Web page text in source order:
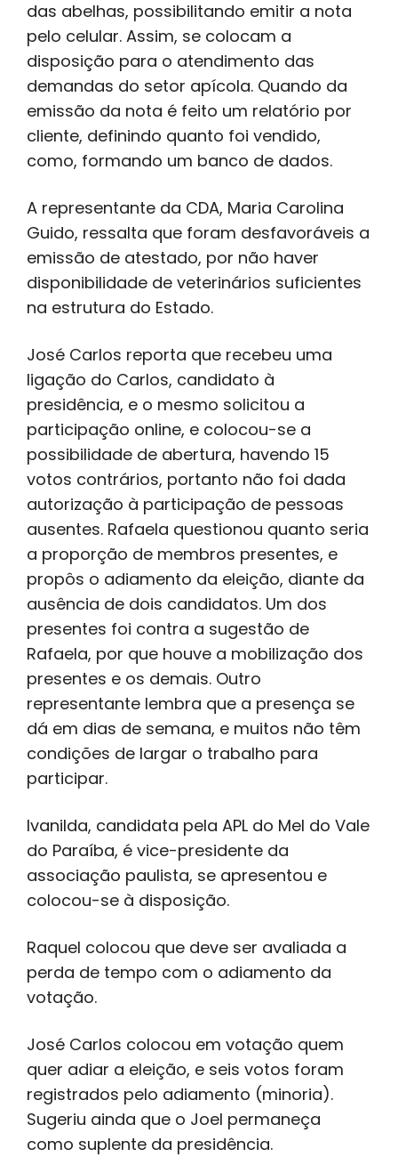
das abelhas, possibilitando emitir a nota
pelo celular. Assim, se colocam a
disposição para o atendimento das
demandas do setor apícola. Quando da
emissão da nota é feito um relatório por
cliente, definindo quanto foi vendido,
como, formando um banco de dados.
A representante da CDA, Maria Carolina
Guido, ressalta que foram desfavoráveis a
emissão de atestado, por não haver
disponibilidade de veterinários suficientes
na estrutura do Estado.
José Carlos reporta que recebeu uma
ligação do Carlos, candidato à
presidência, e o mesmo solicitou a
participação online, e colocou-se a
possibilidade de abertura, havendo 15
votos contrários, portanto não foi dada
autorização à participação de pessoas
ausentes. Rafaela questionou quanto seria
a proporção de membros presentes, e
propôs o adiamento da eleição, diante da
ausência de dois candidatos. Um dos
presentes foi contra a sugestão de
Rafaela, por que houve a mobilização dos
presentes e os demais. Outro
representante lembra que a presença se
dá em dias de semana, e muitos não têm
condições de largar o trabalho para
participar.
Ivanilda, candidata pela APL do Mel do Vale
do Paraíba, é vice-presidente da
associação paulista, se apresentou e
colocou-se à disposição.
Raquel colocou que deve ser avaliada a
perda de tempo com o adiamento da
votação.
José Carlos colocou em votação quem
quer adiar a eleição, e seis votos foram
registrados pelo adiamento (minoria).
Sugeriu ainda que o Joel permaneça
como suplente da presidência.